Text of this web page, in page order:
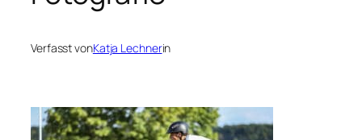
Verfasst vonKatja Lechnerin